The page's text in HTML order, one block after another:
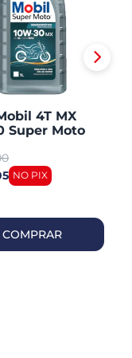
4T MX
Super Moto
COMPRAR